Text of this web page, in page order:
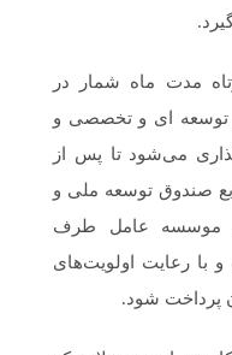
مدت ماه شمار در
توسعه ای و تخصصی و
می‌شود تا پس از
صندوق توسعه ملی و
موسسه عامل طرف
و با رعایت اولویت‌های
پرداخت شود.